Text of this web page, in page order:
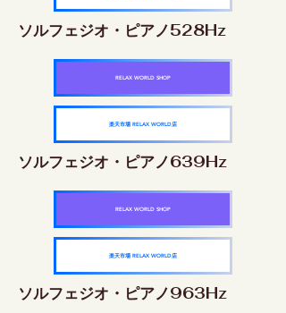
ソルフェジオ・ピアノ528Hz
RELAX WORLD SHOP
楽天市場 RELAX WORLD店
ソルフェジオ・ピアノ639Hz
RELAX WORLD SHOP
楽天市場 RELAX WORLD店
ソルフェジオ・ピアノ963Hz